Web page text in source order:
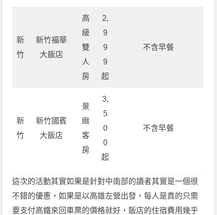
新
竹
新竹福華
大飯店
高
級
雙
人
房
2,
9
9
9
起
不含早餐
新
竹
新竹國賓
大飯店
景
緻
客
房
3,
5
0
0
起
不含早餐
這次的活動其實如果是針對中南部的讀者其實是一個很
不錯的優惠，如果是以高雄左營出發，每人是真的只需
要支付高鐵來回車票的價格就好，飯店的住宿費用幾乎